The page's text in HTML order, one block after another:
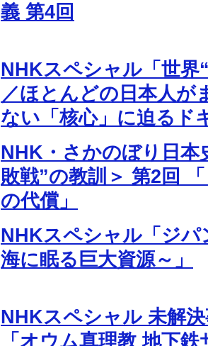
義 第4回
NHKスペシャル「世界
／ほとんどの日本人が
ない「核心」に迫るド
NHK・さかのぼり日本
敗戦”の教訓＞ 第2回
の代償」
NHKスペシャル「ジパ
海に眠る巨大資源～」
NHKスペシャル 未解
「オウム真理教 地下